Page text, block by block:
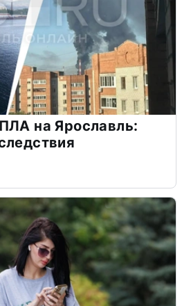
на Ярославль: